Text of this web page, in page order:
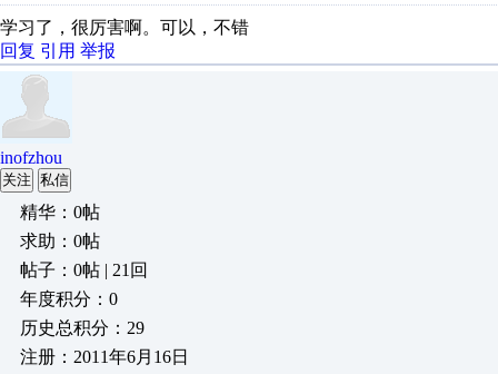
学习了，很厉害啊。可以，不错
回复 引用 举报
inofzhou
关注 私信
精华：0帖
求助：0帖
帖子：0帖 | 21回
年度积分：0
历史总积分：29
注册：2011年6月16日